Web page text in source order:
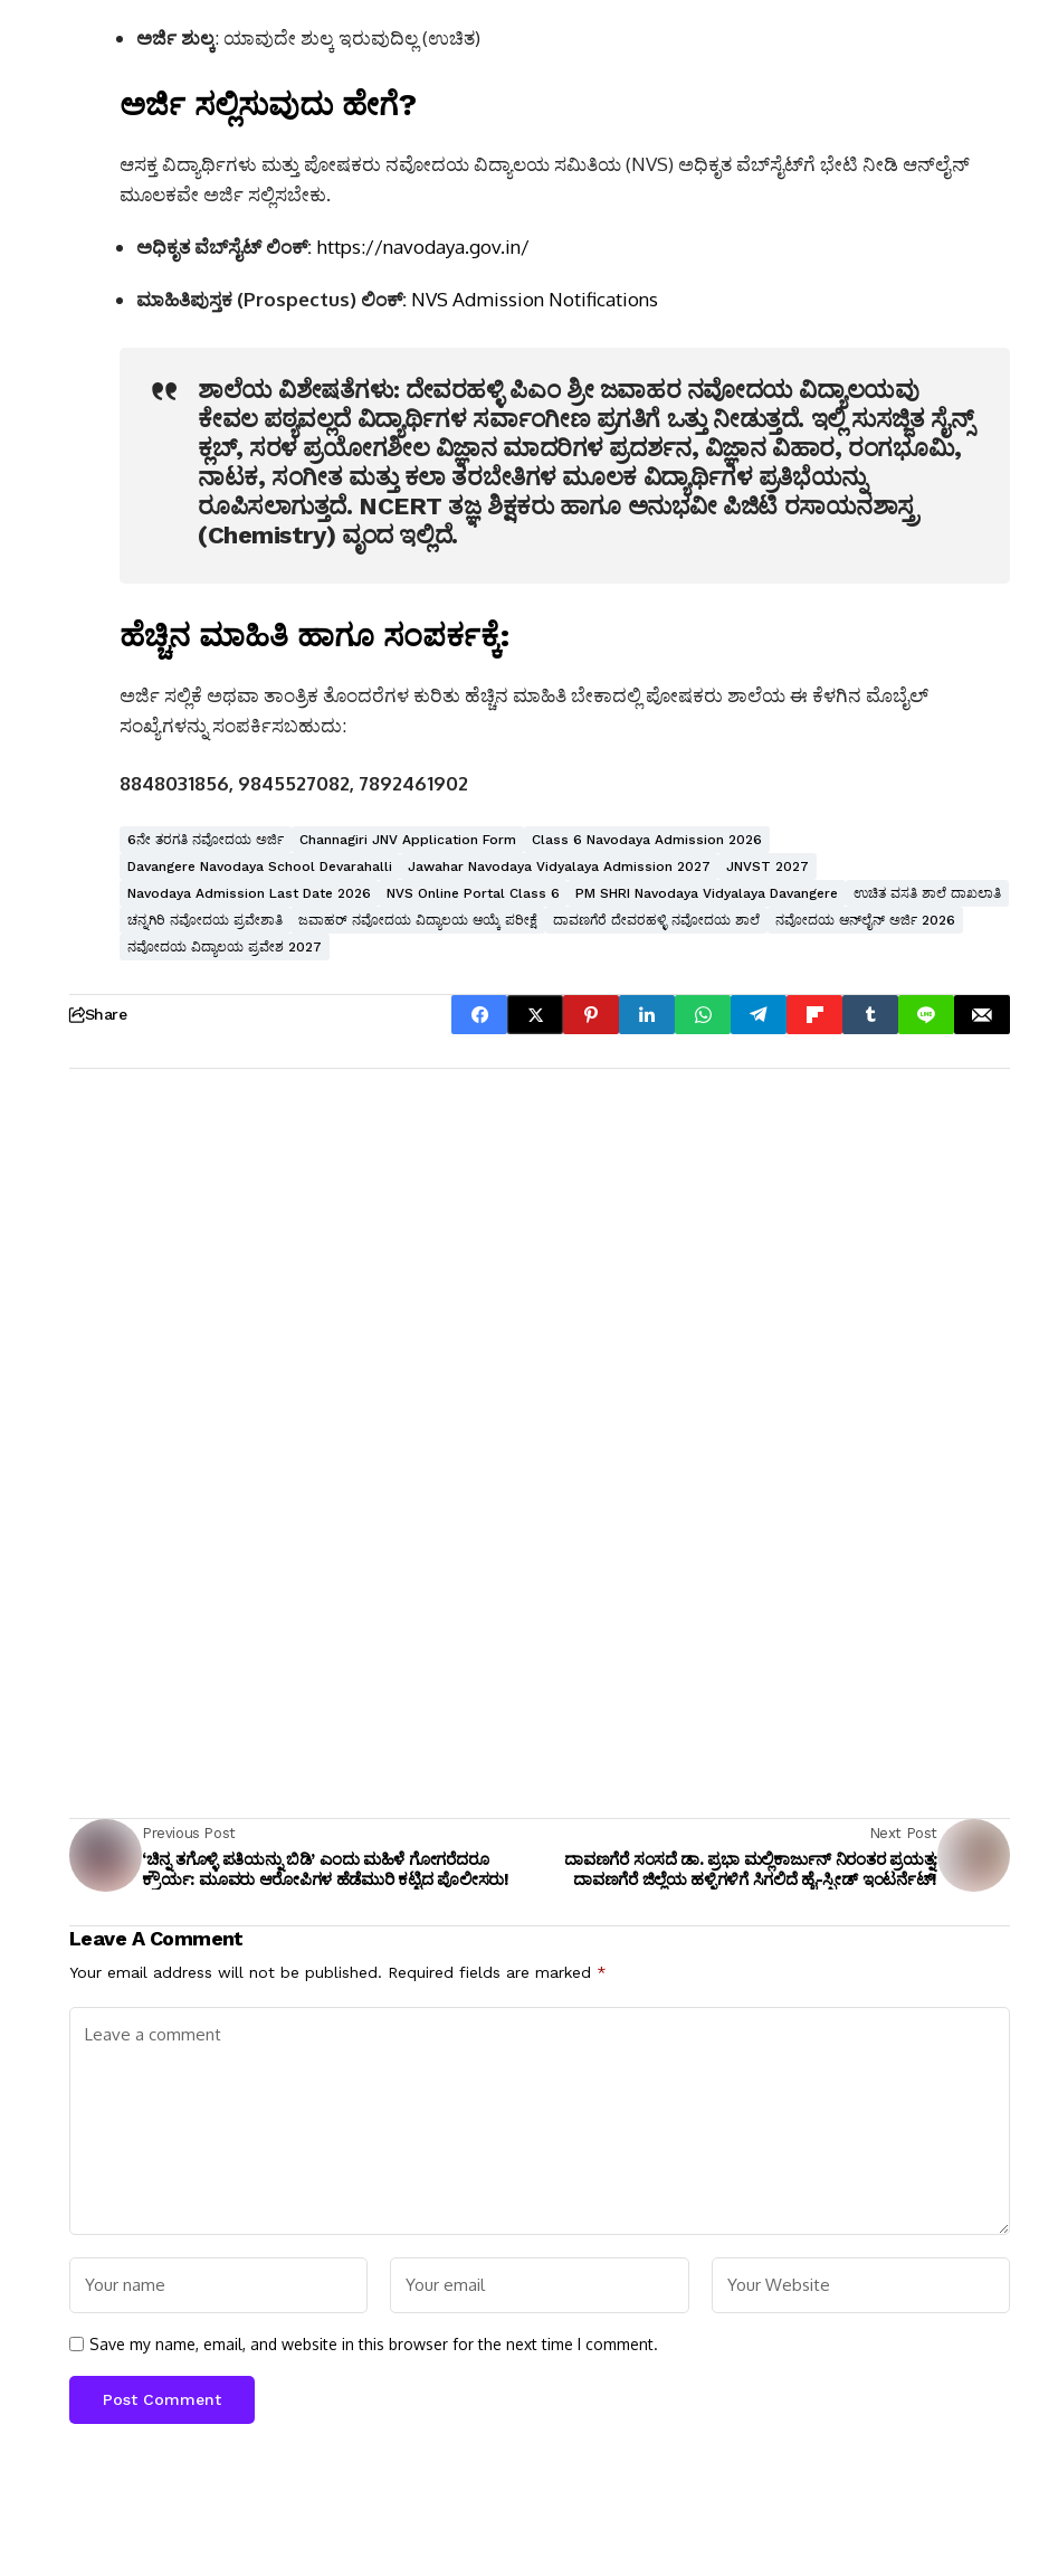
ಅರ್ಜಿ ಶುಲ್ಕ: ಯಾವುದೇ ಶುಲ್ಕ ಇರುವುದಿಲ್ಲ (ಉಚಿತ)
ಅರ್ಜಿ ಸಲ್ಲಿಸುವುದು ಹೇಗೆ?
ಆಸಕ್ತ ವಿದ್ಯಾರ್ಥಿಗಳು ಮತ್ತು ಪೋಷಕರು ನವೋದಯ ವಿದ್ಯಾಲಯ ಸಮಿತಿಯ (NVS) ಅಧಿಕೃತ ವೆಬ್‌ಸೈಟ್‌ಗೆ ಭೇಟಿ ನೀಡಿ ಆನ್‌ಲೈನ್
ಮೂಲಕವೇ ಅರ್ಜಿ ಸಲ್ಲಿಸಬೇಕು.
ಅಧಿಕೃತ ವೆಬ್‌ಸೈಟ್ ಲಿಂಕ್: https://navodaya.gov.in/
ಮಾಹಿತಿಪುಸ್ತಕ (Prospectus) ಲಿಂಕ್: NVS Admission Notifications
ಶಾಲೆಯ ವಿಶೇಷತೆಗಳು: ದೇವರಹಳ್ಳಿ ಪಿಎಂ ಶ್ರೀ ಜವಾಹರ ನವೋದಯ ವಿದ್ಯಾಲಯವು
ಕೇವಲ ಪಠ್ಯವಲ್ಲದೆ ವಿದ್ಯಾರ್ಥಿಗಳ ಸರ್ವಾಂಗೀಣ ಪ್ರಗತಿಗೆ ಒತ್ತು ನೀಡುತ್ತದೆ. ಇಲ್ಲಿ ಸುಸಜ್ಜಿತ ಸೈನ್ಸ್
ಕ್ಲಬ್, ಸರಳ ಪ್ರಯೋಗಶೀಲ ವಿಜ್ಞಾನ ಮಾದರಿಗಳ ಪ್ರದರ್ಶನ, ವಿಜ್ಞಾನ ವಿಹಾರ, ರಂಗಭೂಮಿ,
ನಾಟಕ, ಸಂಗೀತ ಮತ್ತು ಕಲಾ ತರಬೇತಿಗಳ ಮೂಲಕ ವಿದ್ಯಾರ್ಥಿಗಳ ಪ್ರತಿಭೆಯನ್ನು
ರೂಪಿಸಲಾಗುತ್ತದೆ. NCERT ತಜ್ಞ ಶಿಕ್ಷಕರು ಹಾಗೂ ಅನುಭವೀ ಪಿಜಿಟಿ ರಸಾಯನಶಾಸ್ತ್ರ
(Chemistry) ವೃಂದ ಇಲ್ಲಿದೆ.
ಹೆಚ್ಚಿನ ಮಾಹಿತಿ ಹಾಗೂ ಸಂಪರ್ಕಕ್ಕೆ:
ಅರ್ಜಿ ಸಲ್ಲಿಕೆ ಅಥವಾ ತಾಂತ್ರಿಕ ತೊಂದರೆಗಳ ಕುರಿತು ಹೆಚ್ಚಿನ ಮಾಹಿತಿ ಬೇಕಾದಲ್ಲಿ ಪೋಷಕರು ಶಾಲೆಯ ಈ ಕೆಳಗಿನ ಮೊಬೈಲ್
ಸಂಖ್ಯೆಗಳನ್ನು ಸಂಪರ್ಕಿಸಬಹುದು:
8848031856, 9845527082, 7892461902
6ನೇ ತರಗತಿ ನವೋದಯ ಅರ್ಜಿ Channagiri JNV Application Form
Class 6 Navodaya Admission 2026
Davangere Navodaya School Devarahalli
Jawahar Navodaya Vidyalaya Admission 2027
JNVST 2027
Navodaya Admission Last Date 2026
NVS Online Portal Class 6 PM SHRI Navodaya Vidyalaya Davangere
ಉಚಿತ ವಸತಿ ಶಾಲೆ ದಾಖಲಾತಿ
ಚನ್ನಗಿರಿ ನವೋದಯ ಪ್ರವೇಶಾತಿ
ಜವಾಹರ್ ನವೋದಯ ವಿದ್ಯಾಲಯ ಆಯ್ಕೆ ಪರೀಕ್ಷೆ ದಾವಣಗೆರೆ ದೇವರಹಳ್ಳಿ ನವೋದಯ ಶಾಲೆ
ನವೋದಯ ಆನ್‌ಲೈನ್ ಅರ್ಜಿ 2026
ನವೋದಯ ವಿದ್ಯಾಲಯ ಪ್ರವೇಶ 2027
Share
Previous Post
‘ಚಿನ್ನ ತಗೊಳ್ಳಿ ಪತಿಯನ್ನು ಬಿಡಿ’ ಎಂದು ಮಹಿಳೆ ಗೋಗರೆದರೂ
ಕ್ರೌರ್ಯ: ಮೂವರು ಆರೋಪಿಗಳ ಹೆಡೆಮುರಿ ಕಟ್ಟಿದ ಪೊಲೀಸರು!
Next Post
ದಾವಣಗೆರೆ ಸಂಸದೆ ಡಾ. ಪ್ರಭಾ ಮಲ್ಲಿಕಾರ್ಜುನ್ ನಿರಂತರ ಪ್ರಯತ್ನ:
ದಾವಣಗೆರೆ ಜಿಲ್ಲೆಯ ಹಳ್ಳಿಗಳಿಗೆ ಸಿಗಲಿದೆ ಹೈ-ಸ್ಪೀಡ್ ಇಂಟರ್ನೆಟ್!
Leave A Comment
Your email address will not be published. Required fields are marked *
Save my name, email, and website in this browser for the next time I comment.